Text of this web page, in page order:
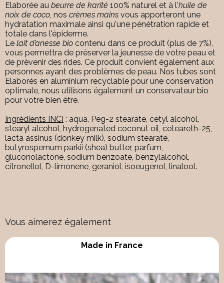
Elaborée au beurre de karité 100% naturel et à l'huile de
noix de coco, nos crèmes mains vous apporteront une
hydratation maximale ainsi qu'une pénétration rapide et
totale dans l'épiderme.
Le lait d’anesse bio contenu dans ce produit (plus de 7%),
vous permettra de préserver la jeunesse de votre peau et
de prévenir des rides. Ce produit convient également aux
personnes ayant des problèmes de peau. Nos tubes sont
Elaborés en aluminium recyclable pour une conservation
optimale, nous utilisons également un conservateur bio
pour votre bien être.
Ingrédients INCI : aqua, Peg-2 stearate, cetyl alcohol,
stearyl alcohol, hydrogenated coconut oil, ceteareth-25,
lacta assinus (donkey milk), sodium stearate,
butyrospernum parkii (shea) butter, parfum,
gluconolactone, sodium benzoate, benzylalcohol,
citronellol, D-limonene, geraniol, isoeugenol, linalool.
Vous aimerez également
Made in France